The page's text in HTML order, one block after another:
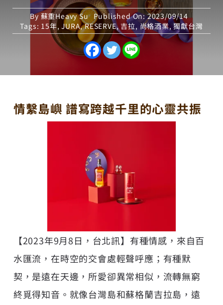
By 蘇重Heavy Su Published On: 2023/09/14
Tags: 15年,JURA,RESERVE,吉拉, 尚格酒業,獨獻台灣
情繫島嶼 譜寫跨越千里的心靈共振
【2023年9月8日，台北訊】有種情感，來自百
水匯流，在時空的交會處輕聲呼應；有種默
契，是遠在天邊，所愛卻異常相似，流轉無窮
終覓得知音。就像台灣島和蘇格蘭吉拉島，遠